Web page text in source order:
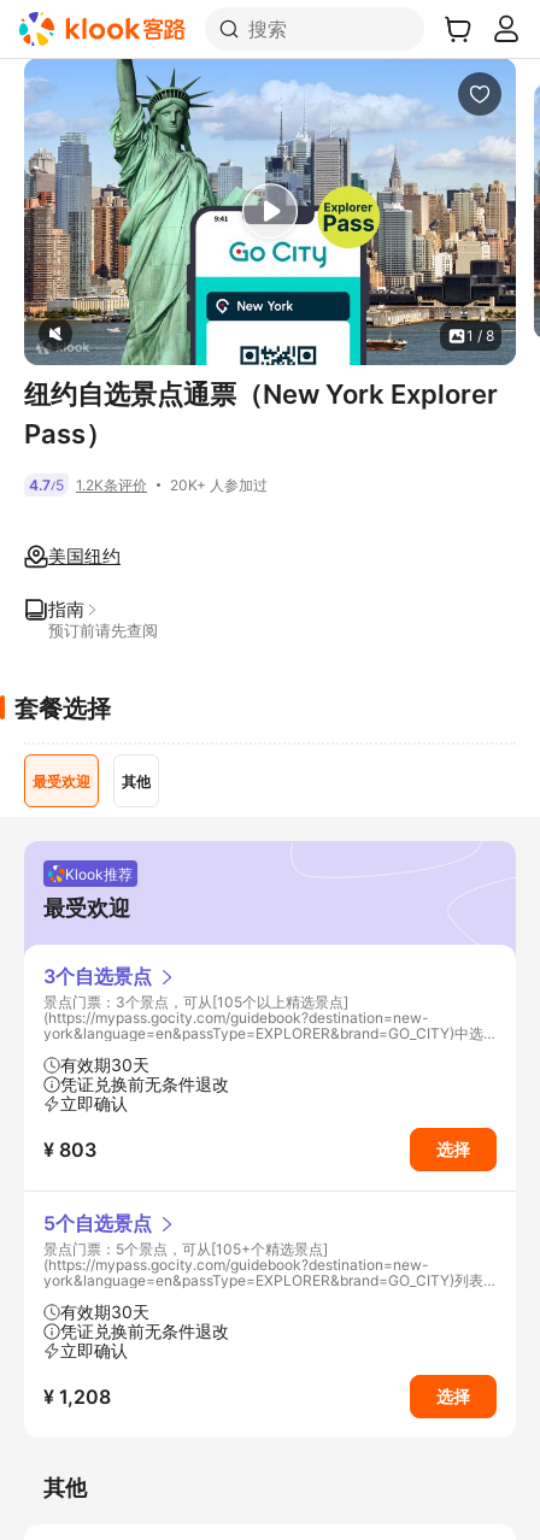
搜索
1 / 8
纽约自选景点通票（New York Explorer
Pass）
4.7/5 1.2K条评价 20K+ 人参加过
美国纽约
指南
预订前请先查阅
套餐选择
最受欢迎 其他
Klook推荐
最受欢迎
3个自选景点
景点门票：3个景点，可从[105个以上精选景点]
(https://mypass.gocity.com/guidebook?destination=new-
york&language=en&passType=EXPLORER&brand=GO_CITY)中选
有效期30天
凭证兑换前无条件退改
立即确认
¥ 803 选择
5个自选景点
景点门票：5个景点，可从[105+个精选景点]
(https://mypass.gocity.com/guidebook?destination=new-
york&language=en&passType=EXPLORER&brand=GO_CITY)列表
有效期30天
凭证兑换前无条件退改
立即确认
¥ 1,208 选择
其他